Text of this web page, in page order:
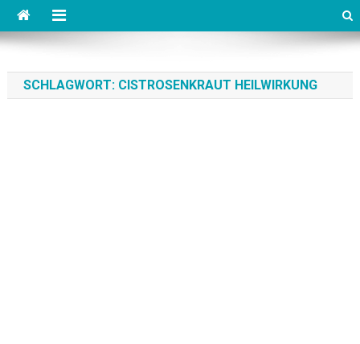
SCHLAGWORT: CISTROSENKRAUT HEILWIRKUNG